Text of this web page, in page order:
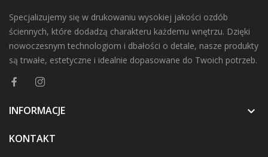
Specjalizujemy się w drukowaniu wysokiej jakości ozdób
ściennych, które dodadzą charakteru każdemu wnętrzu. Dzięki
nowoczesnym technologiom i dbałości o detale, nasze produkty
są trwałe, estetyczne i idealnie dopasowane do Twoich potrzeb.
INFORMACJE 
KONTAKT